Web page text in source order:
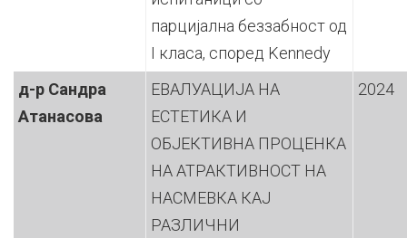
парцијална беззабност од
I класа, според Kennedy
д-р Сандра
Атанасова
ЕВАЛУАЦИЈА НА
ЕСТЕТИКА И
ОБЈЕКТИВНА ПРОЦЕНКА
НА АТРАКТИВНОСТ НА
НАСМЕВКА КАЈ
РАЗЛИЧНИ
2024